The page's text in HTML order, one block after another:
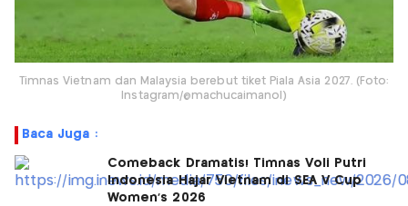
Timnas Vietnam dan Malaysia berebut tiket Piala Asia 2027. (Foto:
Instagram/@machucaimanol)
Baca Juga :
Comeback Dramatis! Timnas Voli Putri
Indonesia Hajar Vietnam di SEA V Cup
Women's 2026